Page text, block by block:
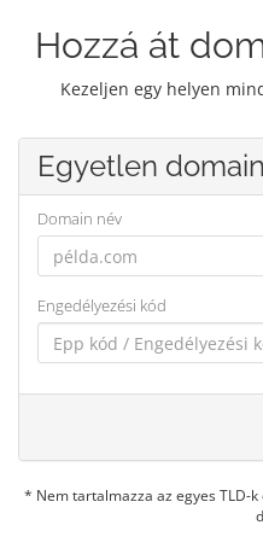
Hozzá át
Kezeljen egy helyen
Egyetlen
Domain név
Engedélyezési kód
* Nem tartalmazza az egyes TLD-